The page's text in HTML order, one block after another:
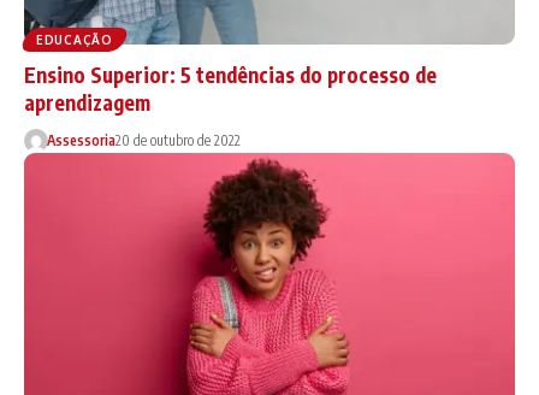
EDUCAÇÃO
Ensino Superior: 5 tendências do processo de
aprendizagem
Assessoria20 de outubro de 2022